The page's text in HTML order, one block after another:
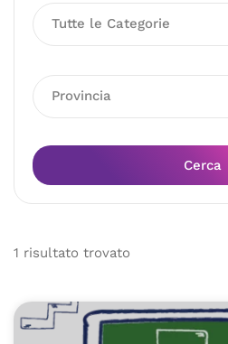
Tutte le Categorie
Provincia
Cerca
1 risultato trovato